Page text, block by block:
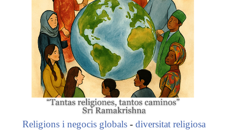
Religions i negocis globals - diversitat religiosa